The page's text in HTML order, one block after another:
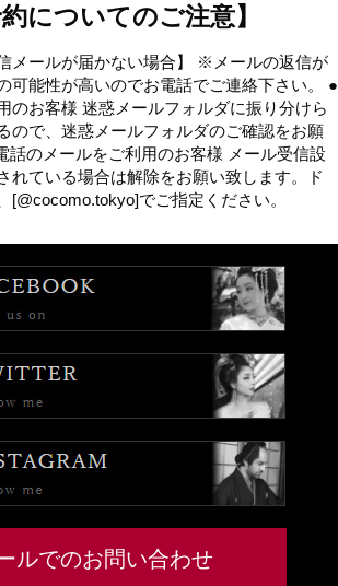
についてのご注意】
メールが届かない場合】 ※メールの返信が
可能性が高いのでお電話でご連絡下さい。 ●
のお客様 迷惑メールフォルダに振り分けら
ので、迷惑メールフォルダのご確認をお願
話のメールをご利用のお客様 メール受信設
れている場合は解除をお願い致します。ド
[@cocomo.tokyo]でご指定ください。
ルでのお問い合わせ